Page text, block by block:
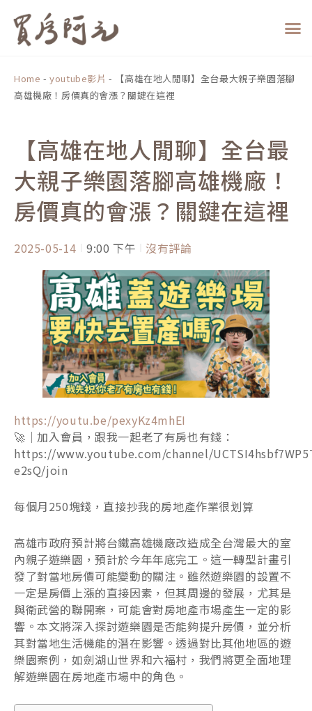
Home -youtube影片 -
【高雄在地人閒聊】全台最大親子樂園落腳
高雄機廠！房價真的會漲？關鍵在這裡
【高雄在地人閒聊】全台最
大親子樂園落腳高雄機廠！
房價真的會漲？關鍵在這裡
2025-05-14 9:00 下午 沒有評論
https://youtu.be/pexyKz4mhEI
🚀｜加入會員，跟我一起老了有房也有錢：
https://www.youtube.com/channel/
e2sQ/join
每個月250塊錢，直接抄我的房地產作業很划算
高雄市政府預計將台鐵高雄機廠改造成全台灣最大的室
內親子遊樂園，預計於今年年底完工。這一轉型計畫引
發了對當地房價可能變動的關注。雖然遊樂園的設置不
一定是房價上漲的直接因素，但其周邊的發展，尤其是
與衛武營的聯開案，可能會對房地產市場產生一定的影
響。本文將深入探討遊樂園是否能夠提升房價，並分析
其對當地生活機能的潛在影響。透過對比其他地區的遊
樂園案例，如劍湖山世界和六福村，我們將更全面地理
解遊樂園在房地產市場中的角色。